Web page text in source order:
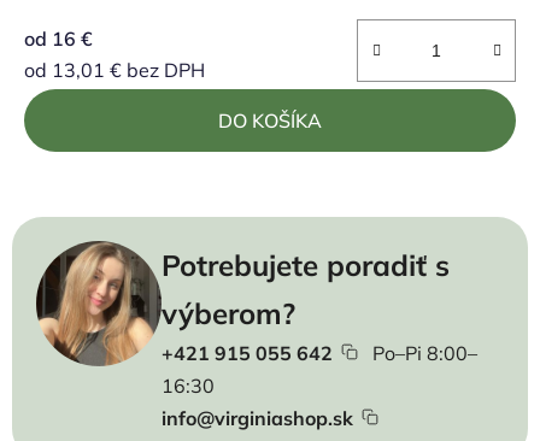
od 16 €
od 13,01 € bez DPH
Jednotková cena:
DO KOŠÍKA
Potrebujete poradiť s
výberom?
+421 915 055 642
Po–Pi 8:00–
16:30
info@virginiashop.sk